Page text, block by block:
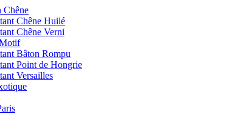
Chêne
Chêne Huilé
Chêne Verni
Bâton Rompu
Point de Hongrie
Versailles